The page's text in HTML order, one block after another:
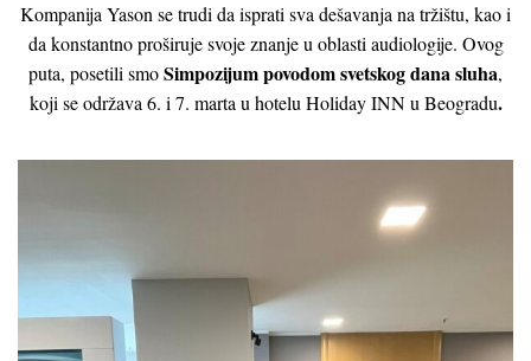
Kompanija Yason se trudi da isprati sva dešavanja na tržištu, kao i
da konstantno proširuje svoje znanje u oblasti audiologije. Ovog
puta, posetili smoSimpozijumpovodom svetskog dana sluha,
koji se održava 6. i 7. marta u hotelu Holiday INN u Beogradu.